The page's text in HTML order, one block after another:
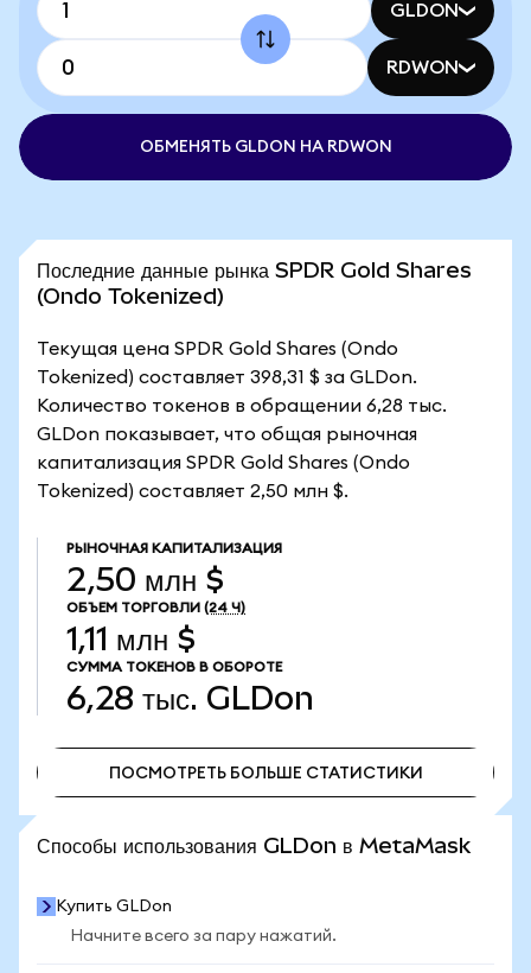
GLDON
RDWON
ОБМЕНЯТЬ GLDON НА RDWON
Последние данные рынка SPDR Gold Shares
(Ondo Tokenized)
Текущая цена SPDR Gold Shares (Ondo
Tokenized) составляет 398,31 $ за GLDon.
Количество токенов в обращении 6,28 тыс.
GLDon показывает, что общая рыночная
капитализация SPDR Gold Shares (Ondo
Tokenized) составляет 2,50 млн $.
РЫНОЧНАЯ КАПИТАЛИЗАЦИЯ
2,50 млн $
ОБЪЕМ ТОРГОВЛИ (24 Ч)
1,11 млн $
СУММА ТОКЕНОВ В ОБОРОТЕ
6,28 тыс. GLDon
ПОСМОТРЕТЬ БОЛЬШЕ СТАТИСТИКИ
Способы использования GLDon в MetaMask
Купить GLDon
Начните всего за пару нажатий.